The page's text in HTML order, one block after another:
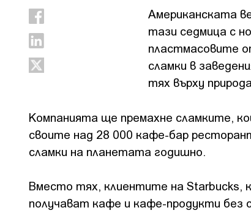
Американската
тази седмица с
пластмасовите
сламки в
тях върху
Компанията ще премахне сламките,
своите над 28 000 кафе-бар
сламки на планетата годишно.
Вместо тях, клиентите на Starbucks,
получават кафе и кафе-продукти без